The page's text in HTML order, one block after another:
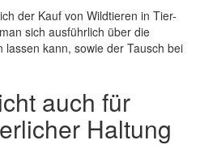
der Kauf von Wildtieren in Tier-
sich ausführlich über die
kann, sowie der Tausch bei
auch für
Haltung